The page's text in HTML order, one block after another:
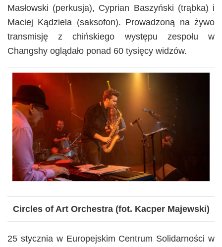
Masłowski (perkusja), Cyprian Baszyński (trąbka) i
Maciej Kądziela (saksofon). Prowadzoną na żywo
transmisję z chińskiego występu zespołu w
Changshy oglądało ponad 60 tysięcy widzów.
Circles of Art Orchestra (fot. Kacper Majewski)
25 stycznia w Europejskim Centrum Solidarności w